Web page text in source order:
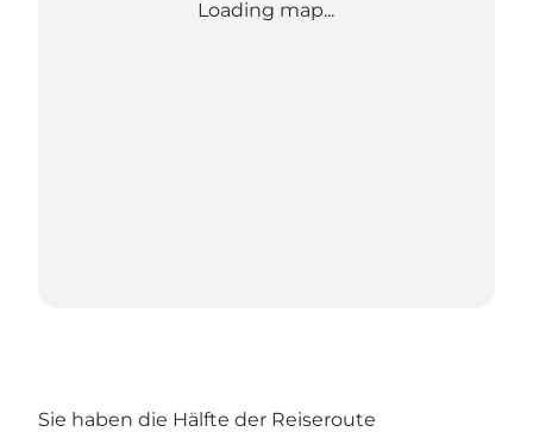
Loading map...
Sie haben die Hälfte der Reiseroute